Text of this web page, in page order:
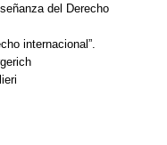
del Derecho
internacional”.